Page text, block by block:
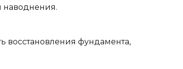
наводнения.
восстановления фундамента,